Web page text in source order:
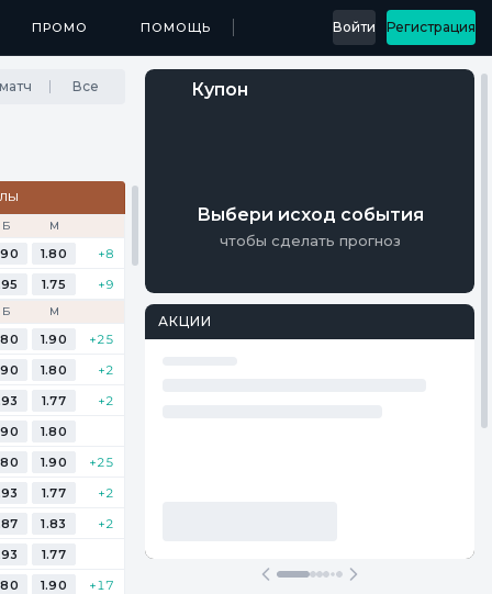
МЕДИА ПРИЛОЖЕНИЯ ...
ПРОМО ПОМОЩЬ Войти Регистрация
Все
Б М
1.80
+8
1.75 +9
Б М
1.90
+25
1.80
+2
1.77
+2
1.80
1.90
+25
1.77
+2
1.83
+2
1.77
1.90
+17
Купон
Выбери исход события
чтобы сделать прогноз
АКЦИИ